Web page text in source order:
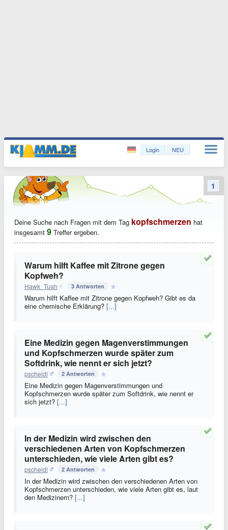
Login NEU
Deine Suche nach Fragen mit dem Tag kopfschmerzen hat
insgesamt 9 Treffer ergeben.
Warum hilft Kaffee mit Zitrone gegen
Kopfweh?
Hawk_Tuah 3 Antworten
Warum hilft Kaffee mit Zitrone gegen Kopfweh? Gibt es da
eine chemische Erklärung? [...]
Eine Medizin gegen Magenverstimmungen
und Kopfschmerzen wurde später zum
Softdrink, wie nennt er sich jetzt?
pscheidl 2 Antworten
Eine Medizin gegen Magenverstimmungen und
Kopfschmerzen wurde später zum Softdrink, wie nennt er
sich jetzt? [...]
In der Medizin wird zwischen den
verschiedenen Arten von Kopfschmerzen
unterschieden, wie viele Arten gibt es?
pscheidl 2 Antworten
In der Medizin wird zwischen den verschiedenen Arten von
Kopfschmerzen unterschieden, wie viele Arten gibt es, laut
den Medizinern? [...]
1